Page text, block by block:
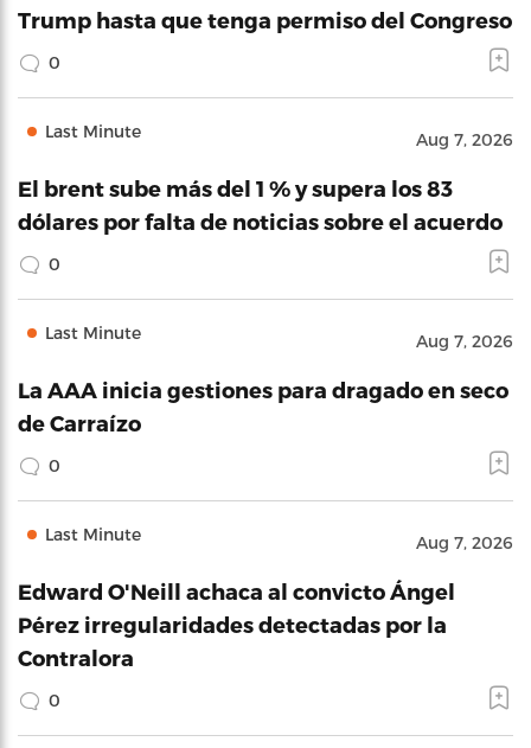
Trump hasta que tenga permiso del Congreso
0
Last Minute Aug 7, 2026
El brent sube más del 1 % y supera los 83
dólares por falta de noticias sobre el acuerdo
0
Last Minute Aug 7, 2026
La AAA inicia gestiones para dragado en seco
de Carraízo
0
Last Minute Aug 7, 2026
Edward O'Neill achaca al convicto Ángel
Pérez irregularidades detectadas por la
Contralora
0